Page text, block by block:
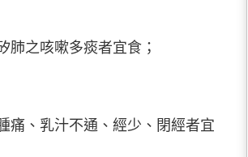
肺之咳嗽多痰者宜食；
痛、乳汁不通、經少、閉經者宜